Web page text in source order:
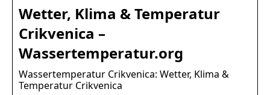
Wetter, Klima & Temperatur
Crikvenica –
Wassertemperatur.org
Wassertemperatur Crikvenica: Wetter, Klima &
Temperatur Crikvenica